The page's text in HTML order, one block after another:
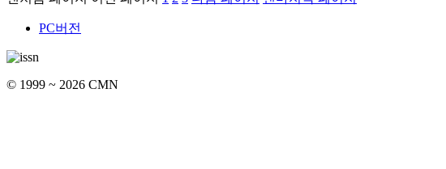
PC버전
© 1999 ~ 2026 CMN